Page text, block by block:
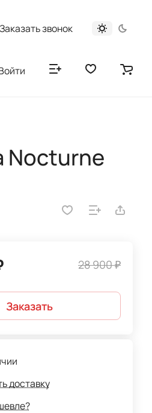
Заказать звонок
Nocturne
28 900 ₽
Заказать
доставку